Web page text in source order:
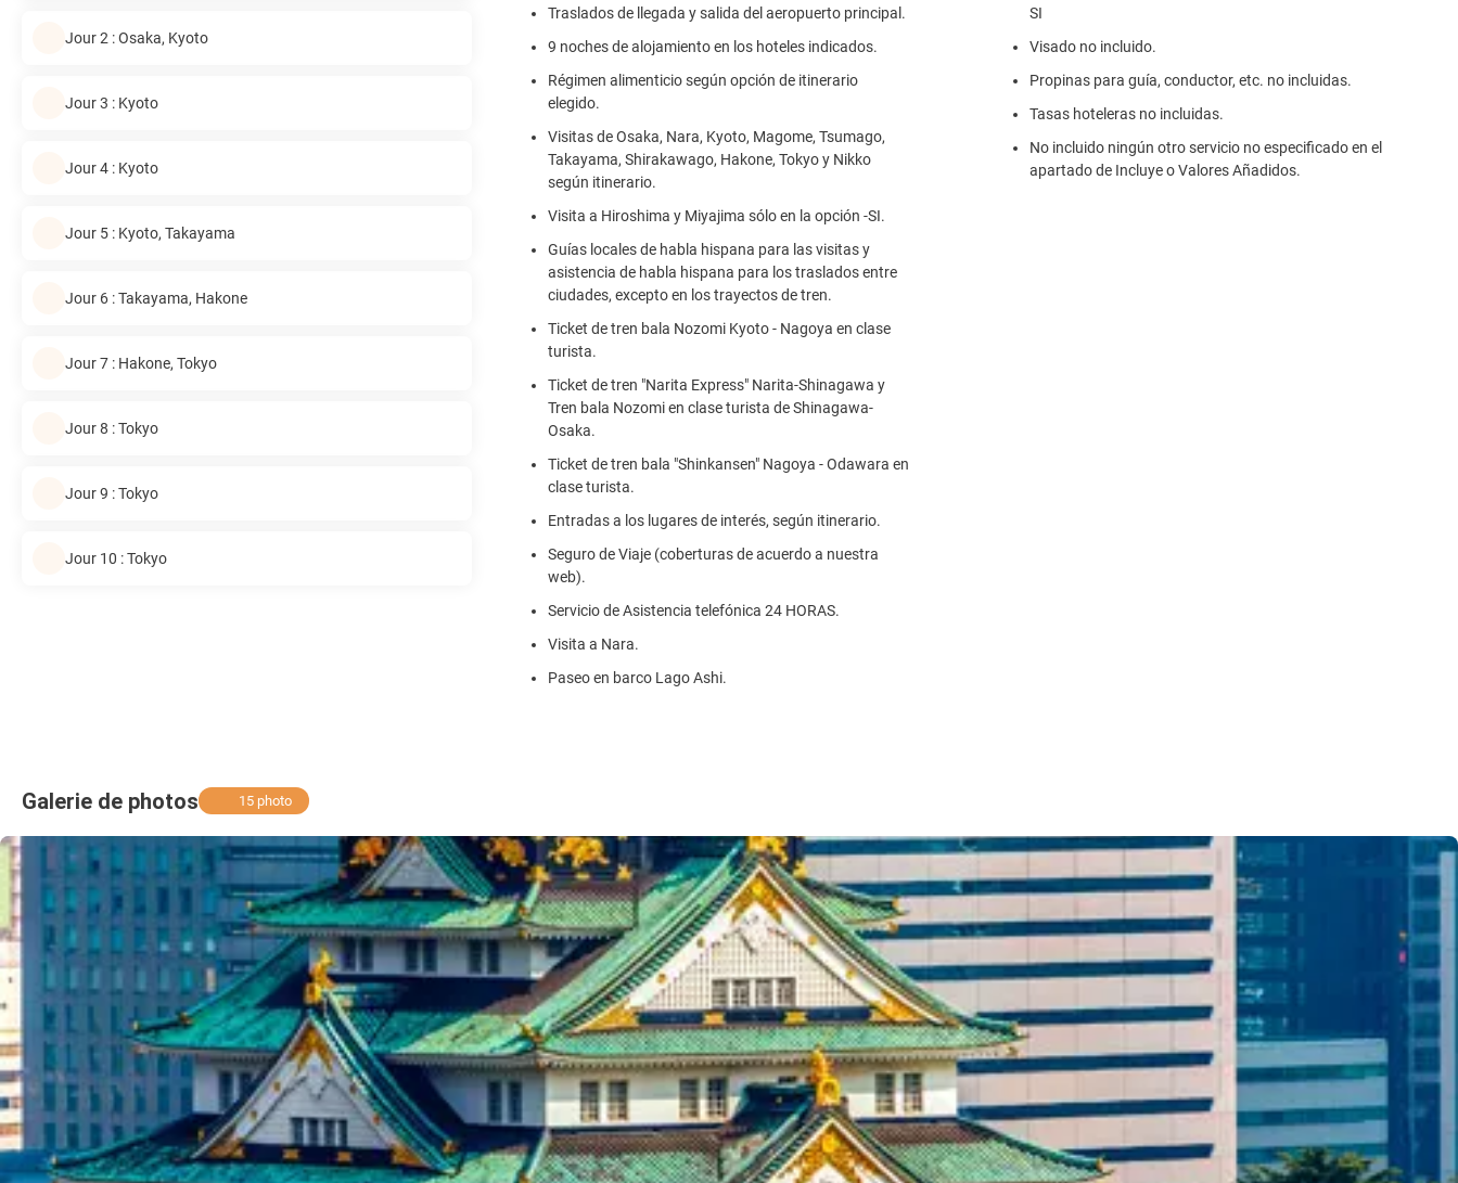
Jour 2 : Osaka, Kyoto
Jour 3 : Kyoto
Jour 4 : Kyoto
Jour 5 : Kyoto, Takayama
Jour 6 : Takayama, Hakone
Jour 7 : Hakone, Tokyo
Jour 8 : Tokyo
Jour 9 : Tokyo
Jour 10 : Tokyo
Traslados de llegada y salida del aeropuerto principal.
9 noches de alojamiento en los hoteles indicados.
Régimen alimenticio según opción de itinerario
elegido.
Visitas de Osaka, Nara, Kyoto, Magome, Tsumago,
Takayama, Shirakawago, Hakone, Tokyo y Nikko
según itinerario.
Visita a Hiroshima y Miyajima sólo en la opción -SI.
Guías locales de habla hispana para las visitas y
asistencia de habla hispana para los traslados entre
ciudades, excepto en los trayectos de tren.
Ticket de tren bala Nozomi Kyoto - Nagoya en clase
turista.
Ticket de tren "Narita Express" Narita-Shinagawa y
Tren bala Nozomi en clase turista de Shinagawa-
Osaka.
Ticket de tren bala "Shinkansen" Nagoya - Odawara en
clase turista.
Entradas a los lugares de interés, según itinerario.
Seguro de Viaje (coberturas de acuerdo a nuestra
web).
Servicio de Asistencia telefónica 24 HORAS.
Visita a Nara.
Paseo en barco Lago Ashi.
SI
Visado no incluido.
Propinas para guía, conductor, etc. no incluidas.
Tasas hoteleras no incluidas.
No incluido ningún otro servicio no especificado en el
apartado de Incluye o Valores Añadidos.
Galerie de photos 15 photo